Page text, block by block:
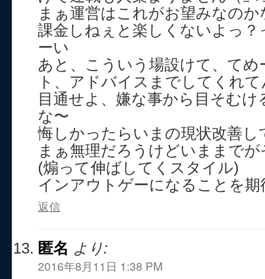
まぁ運営はこれがお望みなのか
課金しねぇと楽しくないよっ
ーい
あと、こういう場設けて、て
ト、アドバイスまでしてくれ
目通せよ、嫌な事から目そむ
な〜
悔しかったらいまの現状改善し
まぁ無理だろうけどいままで
(煽って伸ばしてくスタイル)
インアウトゲーになることを期
返信
匿名 より:
2016年8月11日 1:38 PM